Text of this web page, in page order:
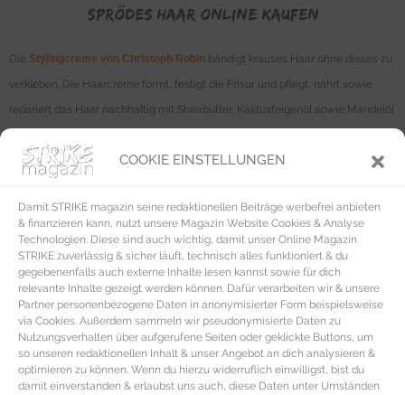
COOKIE EINSTELLUNGEN
Damit STRIKE magazin seine redaktionellen Beiträge werbefrei anbieten
& finanzieren kann, nutzt unsere Magazin Website Cookies & Analyse
Technologien. Diese sind auch wichtig, damit unser Online Magazin
STRIKE zuverlässig & sicher läuft, technisch alles funktioniert & du
gegebenenfalls auch externe Inhalte lesen kannst sowie für dich
relevante Inhalte gezeigt werden können. Dafür verarbeiten wir & unsere
Partner personenbezogene Daten in anonymisierter Form beispielsweise
via Cookies. Außerdem sammeln wir pseudonymisierte Daten zu
Nutzungsverhalten über aufgerufene Seiten oder geklickte Buttons, um
so unseren redaktionellen Inhalt & unser Angebot an dich analysieren &
optimieren zu können. Wenn du hierzu widerruflich einwilligst, bist du
damit einverstanden & erlaubst uns auch, diese Daten unter Umständen
sprödes Haar online kaufen
Die Stylingcreme von Christoph Robin bändigt krauses Haar ohne dieses zu
verkleben. Die Haarcreme formt, festigt die Frisur und pflegt, nährt sowie
repariert das Haar nachhaltig mit Sheabutter, Kaktusfeigenöl sowie Mandelöl
auf Basis von Mikrokulturen plus Pflanzenstoffe wie grüner Tee, Kakaobutter
Reichhaltig pflegendesHaar Serum von John Masters Organics hilft mit
den biologisch zertifizierten Inhaltsstoffen wie feuchtigkeitsspendendes
Jojobaöl, beruhigendes Lavendelöl, stimulierender Rosmarin und
entzündungshemmendes Zedernholz gegen fliegendes trockenes Haar (23ml
| 28 €). DerConditioner Balm von Aesopist perfekt zum Stylen der Frisur und
pflegt widerspenstiges sprödes Haar auf rein pflanzlicher Basis und mit
dezentem Veilchenduft (60ml | 27 €). Intensiv regenerierende
Haar Maske von TIGIpflegt sprödes trockenes Haar mit pflanzlichen Öle und